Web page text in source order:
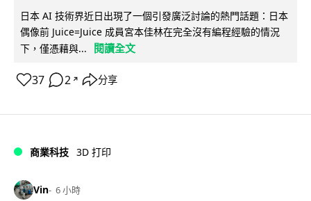
日本 AI 技術界近日出現了一個引發廣泛討論的熱門話題：日本
偶像前 Juice=Juice 成員宮本佳林在完全沒有編程經驗的情況
下，僅憑藉與...
閱讀全文
37 2 ↗ 分享
商業科技 3D 打印
Vin 6 小時